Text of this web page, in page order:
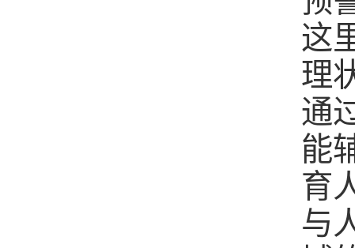
这
理
通
能
育
与